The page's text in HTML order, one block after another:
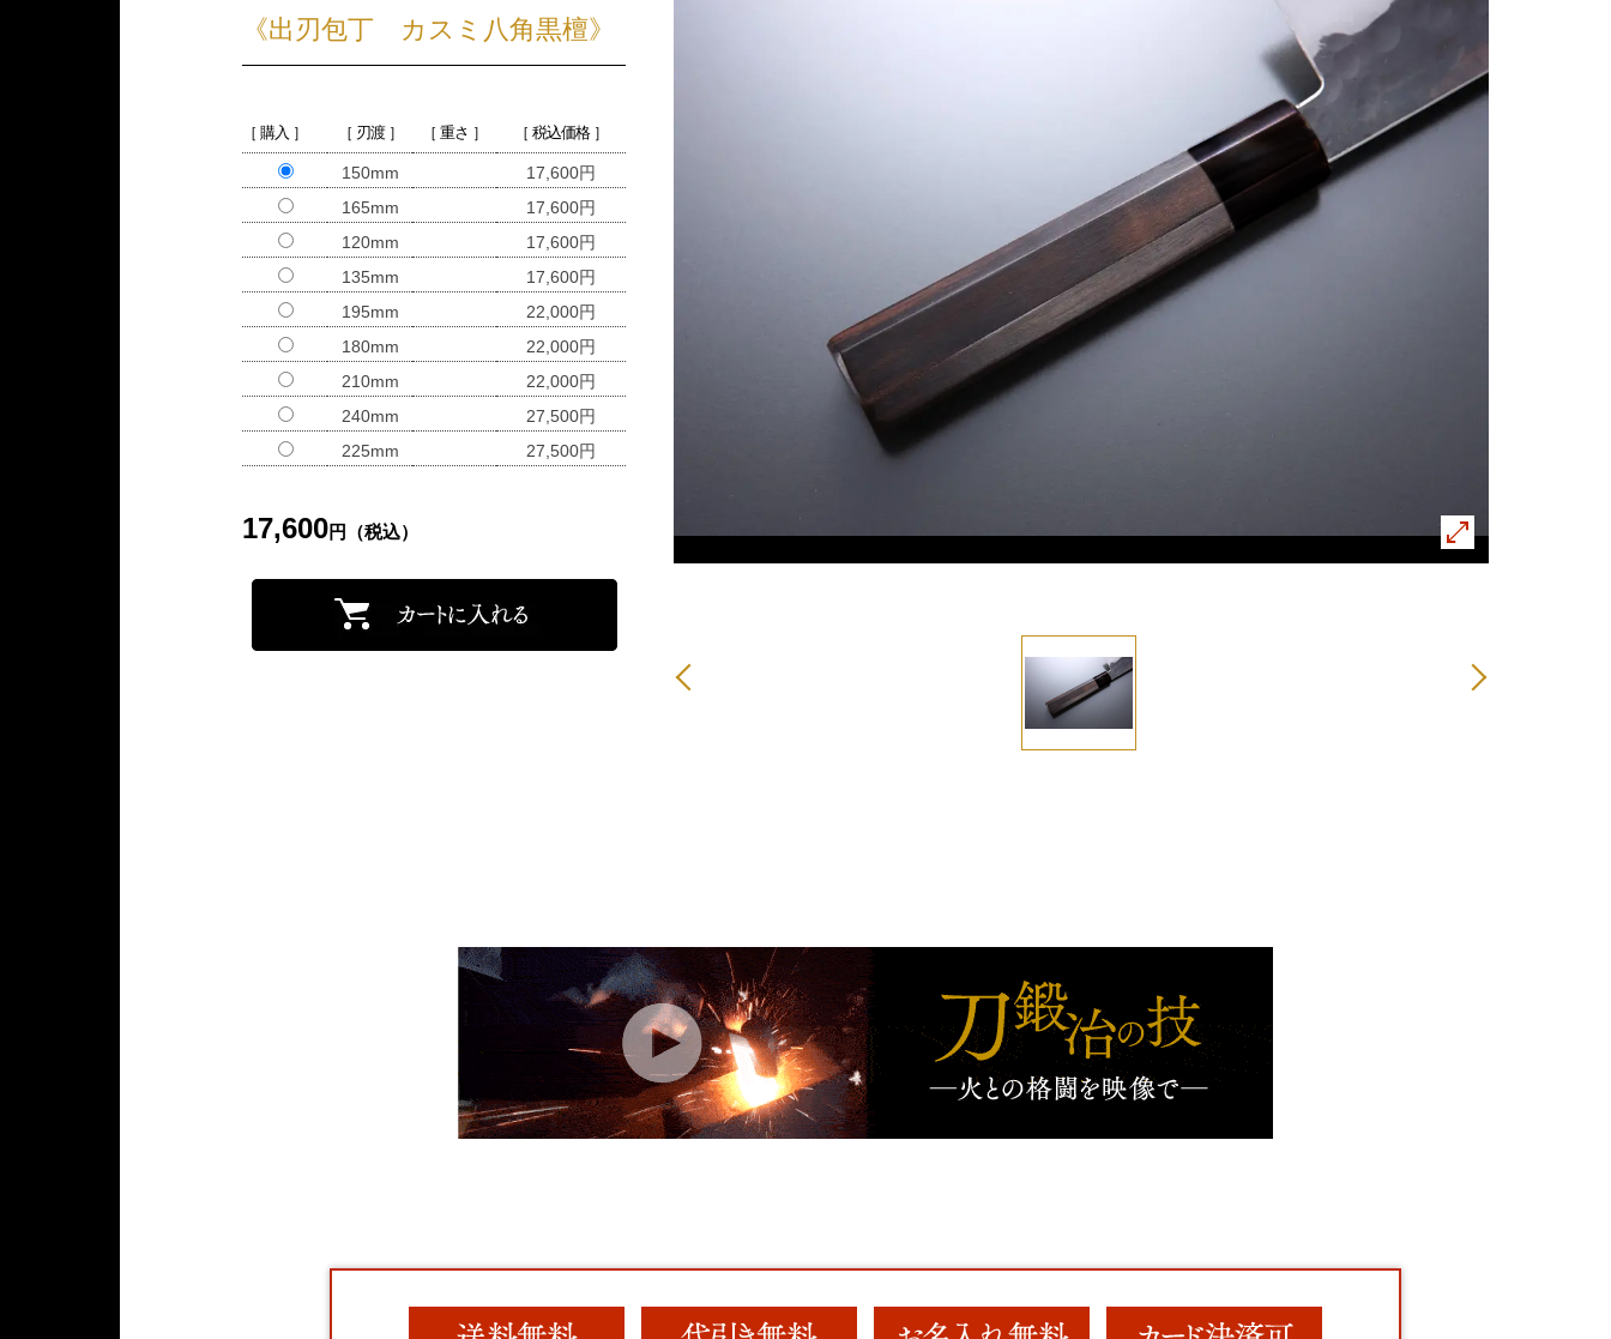
《出刃包丁 カスミ八角黒檀》
［ 購入 ］ ［ 刃渡 ］ ［ 重さ ］ ［ 税込価格 ］
150mm
17,600円
165mm
17,600円
120mm
17,600円
135mm
17,600円
195mm
22,000円
180mm
22,000円
210mm
22,000円
240mm
27,500円
225mm
27,500円
17,600円（税込）